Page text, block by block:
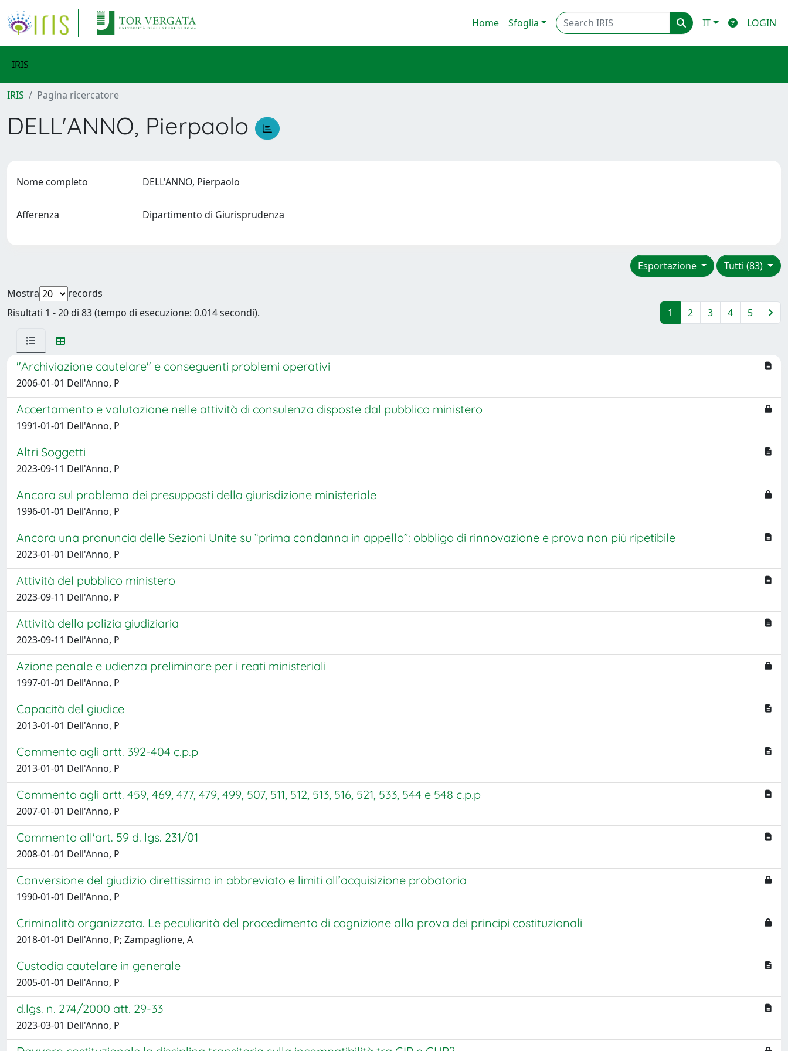
Home Sfoglia IT LOGIN
IRIS
IRIS Pagina ricercatore
DELL'ANNO, Pierpaolo
Nome completo DELL'ANNO, Pierpaolo
Afferenza Dipartimento di Giurisprudenza
Tutti (83)
Esportazione
Mostra
records
Risultati 1 - 20 di 83 (tempo di esecuzione: 0.014 secondi).
1 2 3 4 5
"Archiviazione cautelare" e conseguenti problemi operativi
2006-01-01 Dell'Anno, P
Accertamento e valutazione nelle attività di consulenza disposte dal pubblico ministero
1991-01-01 Dell'Anno, P
Altri Soggetti
2023-09-11 Dell'Anno, P
Ancora sul problema dei presupposti della giurisdizione ministeriale
1996-01-01 Dell'Anno, P
Ancora una pronuncia delle Sezioni Unite su “prima condanna in appello”: obbligo di rinnovazione e prova non più ripetibile
2023-01-01 Dell'Anno, P
Attività del pubblico ministero
2023-09-11 Dell'Anno, P
Attività della polizia giudiziaria
2023-09-11 Dell'Anno, P
Azione penale e udienza preliminare per i reati ministeriali
1997-01-01 Dell'Anno, P
Capacità del giudice
2013-01-01 Dell'Anno, P
Commento agli artt. 392-404 c.p.p
2013-01-01 Dell'Anno, P
Commento agli artt. 459, 469, 477, 479, 499, 507, 511, 512, 513, 516, 521, 533, 544 e 548 c.p.p
2007-01-01 Dell'Anno, P
Commento all'art. 59 d. lgs. 231/01
2008-01-01 Dell'Anno, P
Conversione del giudizio direttissimo in abbreviato e limiti all’acquisizione probatoria
1990-01-01 Dell'Anno, P
Criminalità organizzata. Le peculiarità del procedimento di cognizione alla prova dei principi costituzionali
2018-01-01 Dell'Anno, P; Zampaglione, A
Custodia cautelare in generale
2005-01-01 Dell'Anno, P
d.lgs. n. 274/2000 att. 29-33
2023-03-01 Dell'Anno, P